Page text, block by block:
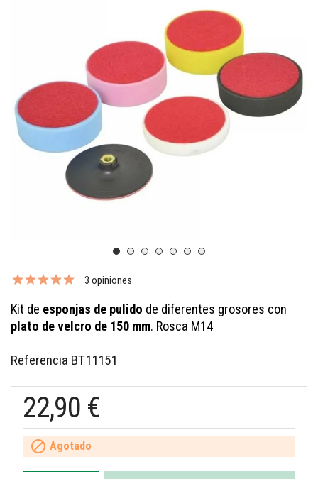
3 opiniones
Kit de esponjas de pulido de diferentes grosores con
plato de velcro de 150 mm. Rosca M14
Referencia BT11151
22,90 €
 Agotado